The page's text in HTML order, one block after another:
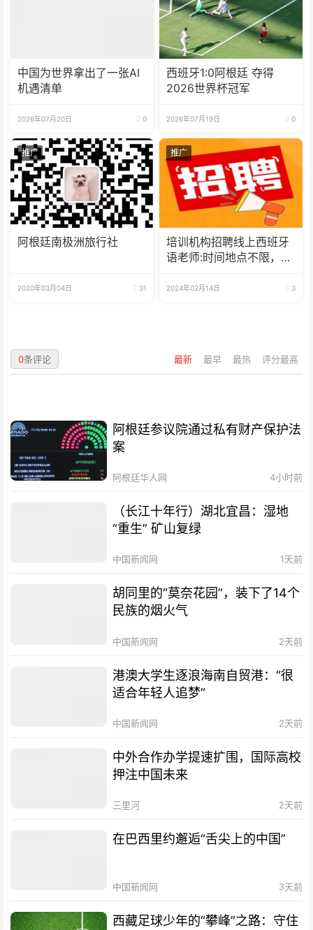
中国为世界拿出了一张AI
机遇清单
2026年07月20日 0
西班牙1:0阿根廷 夺得
2026世界杯冠军
2026年07月19日 0
推广
阿根廷南极洲旅行社
2020年03月04日 31
推广
培训机构招聘线上西班牙
语老师:时间地点不限，可
2024年02月14日 3
最新 最早 最热 评分最高
0条评论
阿根廷参议院通过私有财产保护法
案
阿根廷华人网 4小时前
（长江十年行）湖北宜昌：湿地
“重生” 矿山复绿
中国新闻网 1天前
胡同里的“莫奈花园”，装下了14个
民族的烟火气
中国新闻网 2天前
港澳大学生逐浪海南自贸港：“很
适合年轻人追梦”
中国新闻网 2天前
中外合作办学提速扩围，国际高校
押注中国未来
三里河 2天前
在巴西里约邂逅“舌尖上的中国”
中国新闻网 3天前
西藏足球少年的“攀峰”之路：守住